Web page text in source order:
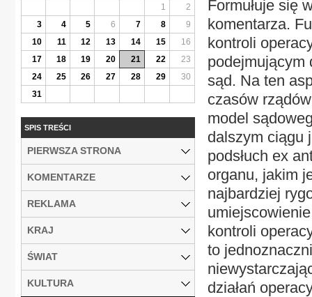
Formułuje się
komentarza.
kontroli
podejmującym
sąd. Na ten
czasów
model
dalszym ciągu
podsłuch ex
organu, jakim
najbardziej
kontroli
to
działań
1
2
3
4 5 6 7 8
9
10
11 12 13 14 15
16
17
18 19 20 21 22
23
24
25 26 27 28 29
30
31
SPIS TREŚCI
PIERWSZA STRONA
KOMENTARZE
REKLAMA
KRAJ
ŚWIAT
KULTURA